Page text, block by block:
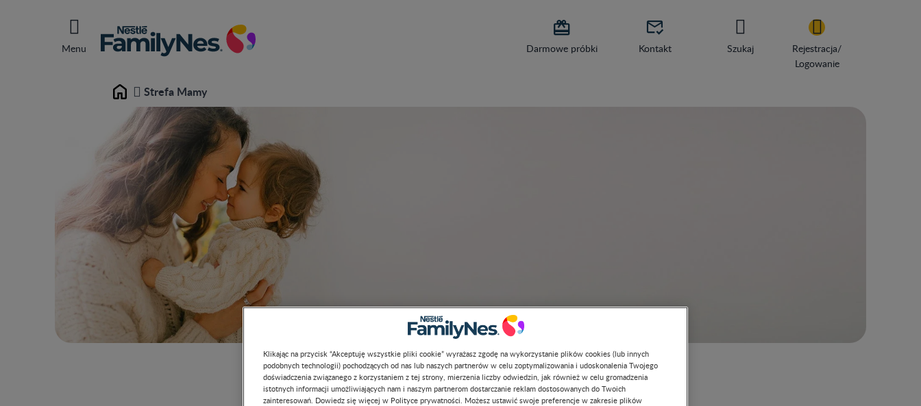
Menu

Darmowe próbki

Kontakt Szukaj
Rejestracja/
Logowanie
Home Strefa Mamy
Strefa mamy
Klikając na przycisk “Akceptuję wszystkie pliki cookie” wyrażasz zgodę na wykorzystanie plików cookies (lub innych
podobnych technologii) pochodzących od nas lub naszych partnerów w celu zoptymalizowania i udoskonalenia Twojego
doświadczenia związanego z korzystaniem z tej strony, mierzenia liczby odwiedzin, jak również w celu gromadzenia
istotnych informacji umożliwiających nam i naszym partnerom dostarczanie reklam dostosowanych do Twoich
zainteresowań. Dowiedz się więcej w Polityce prywatności. Możesz ustawić swoje preferencje w zakresie plików